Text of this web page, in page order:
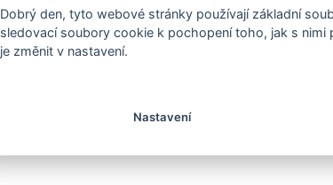
Dobrý den, tyto webové stránky používají základní
sledovací soubory cookie k pochopení toho, jak s nimi
je změnit v nastavení.
Nastavení